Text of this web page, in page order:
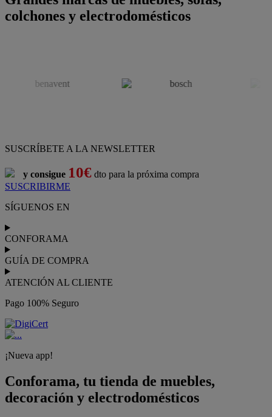
colchones y electrodomésticos
SUSCRÍBETE A LA NEWSLETTER
y consigue 10€ dto para la próxima compra
SUSCRIBIRME
SÍGUENOS EN
CONFORAMA
GUÍA DE COMPRA
ATENCIÓN AL CLIENTE
Pago 100% Seguro
¡Nueva app!
Conforama, tu tienda de muebles,
decoración y electrodomésticos